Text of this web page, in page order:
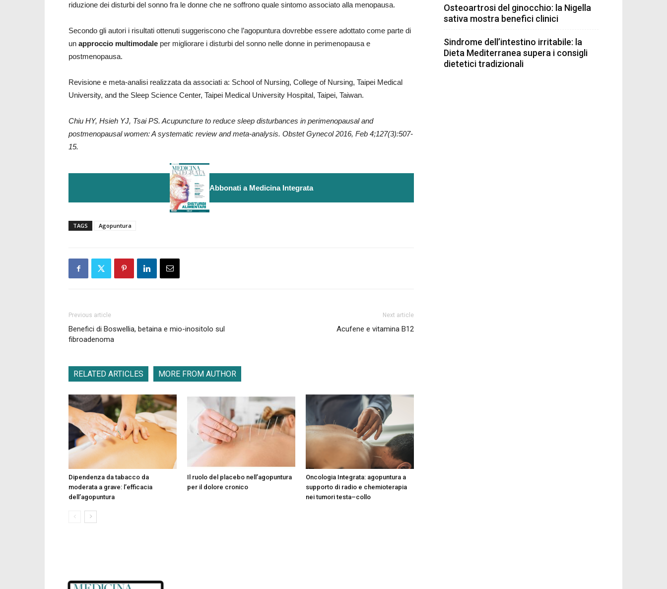
riduzione dei disturbi del sonno fra le donne che ne soffrono quale sintomo associato alla menopausa.
Secondo gli autori i risultati ottenuti suggeriscono che l’agopuntura dovrebbe essere adottato come parte di
un approccio multimodale per migliorare i disturbi del sonno nelle donne in perimenopausa e
postmenopausa.
Revisione e meta-analisi realizzata da associati a: School of Nursing, College of Nursing, Taipei Medical
University, and the Sleep Science Center, Taipei Medical University Hospital, Taipei, Taiwan.
Chiu HY, Hsieh YJ, Tsai PS. Acupuncture to reduce sleep disturbances in perimenopausal and
postmenopausal women: A systematic review and meta-analysis. Obstet Gynecol 2016, Feb 4;127(3):507-
15.
Abbonati a Medicina Integrata
TAGS Agopuntura
Previous article
Benefici di Boswellia, betaina e mio-inositolo sul
fibroadenoma
Next article
Acufene e vitamina B12
RELATED ARTICLES MORE FROM AUTHOR
Dipendenza da tabacco da
moderata a grave: l’efficacia
dell’agopuntura
Il ruolo del placebo nell’agopuntura
per il dolore cronico
Oncologia Integrata: agopuntura a
supporto di radio e chemioterapia
nei tumori testa–collo
Osteoartrosi del ginocchio: la Nigella
sativa mostra benefici clinici
Sindrome dell’intestino irritabile: la
Dieta Mediterranea supera i consigli
dietetici tradizionali